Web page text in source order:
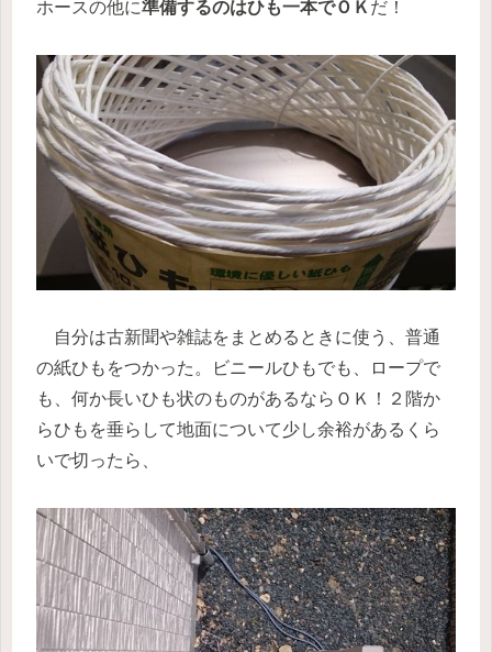
ホースの他に準備するのはひも一本でＯＫ だ！
自分は古新聞や雑誌をまとめるときに使う、普通
の紙ひもをつかった。ビニールひもでも、ロープで
も、何か長いひも状のものがあるならＯＫ！２階か
らひもを垂らして地面について少し余裕があるくら
いで切ったら、